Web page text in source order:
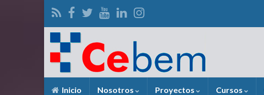
Inicio Nosotros Proyectos Cursos